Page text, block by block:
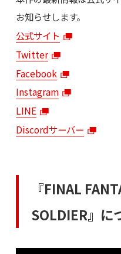
お知らせします。
公式サイト
Twitter
Facebook
Instagram
LINE
Discordサーバー
『FINAL
SOLDIER』に